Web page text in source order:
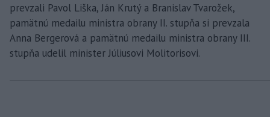
prevzali Pavol Liška, Ján Krutý a Branislav Tvarožek,
pamätnú medailu ministra obrany II. stupňa si prevzala
Anna Bergerová a pamätnú medailu ministra obrany III.
stupňa udelil minister Júliusovi Molitorisovi.